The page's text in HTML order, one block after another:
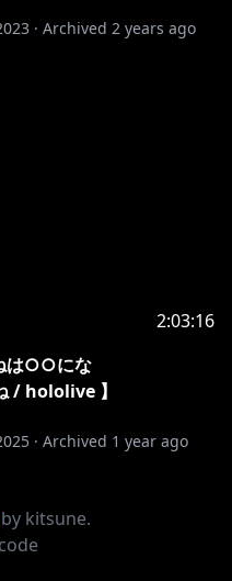
· Archived 2 years ago
2:03:16
は○○にな
/ hololive 】
· Archived 1 year ago
kitsune.